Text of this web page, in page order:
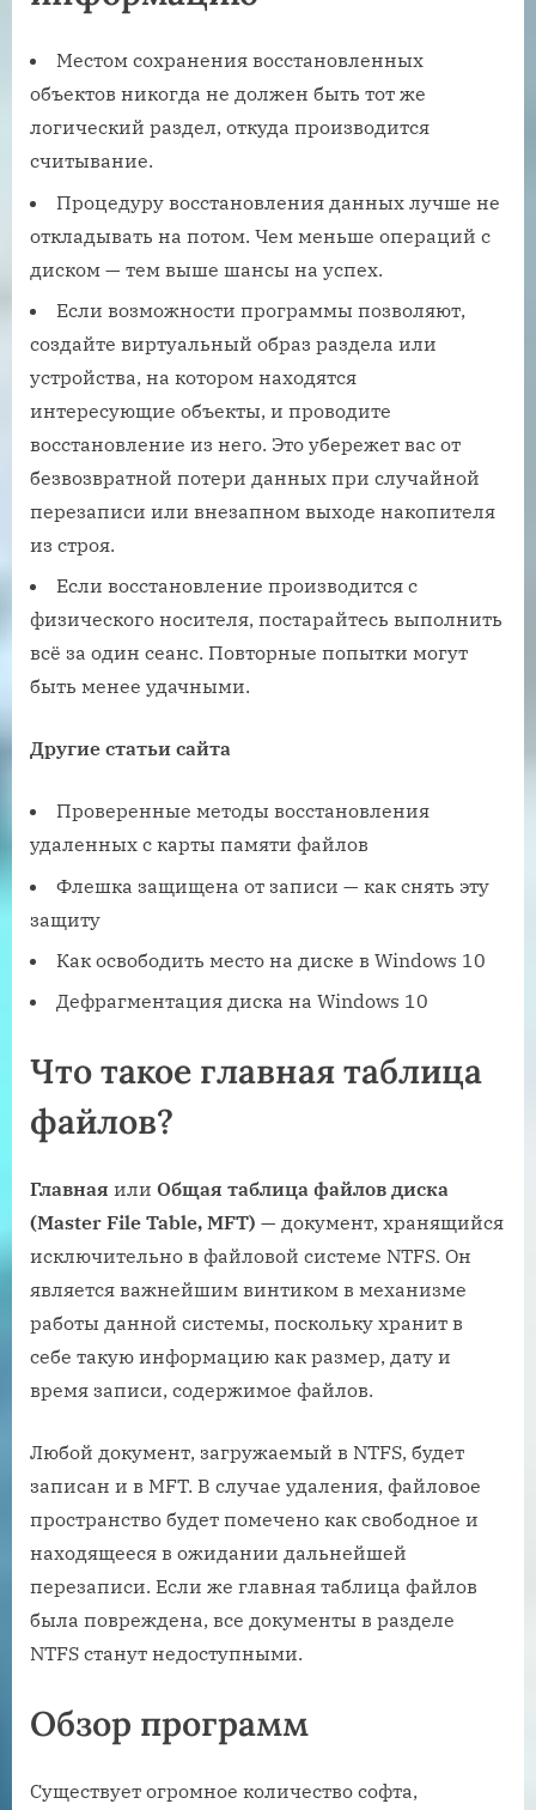
Местом сохранения восстановленных
объектов никогда не должен быть тот же
логический раздел, откуда производится
считывание.
Процедуру восстановления данных лучше не
откладывать на потом. Чем меньше операций с
диском — тем выше шансы на успех.
Если возможности программы позволяют,
создайте виртуальный образ раздела или
устройства, на котором находятся
интересующие объекты, и проводите
восстановление из него. Это убережет вас от
безвозвратной потери данных при случайной
перезаписи или внезапном выходе накопителя
из строя.
Если восстановление производится с
физического носителя, постарайтесь выполнить
всё за один сеанс. Повторные попытки могут
быть менее удачными.
Другие статьи сайта
Проверенные методы восстановления
удаленных с карты памяти файлов
Флешка защищена от записи — как снять эту
защиту
Как освободить место на диске в Windows 10
Дефрагментация диска на Windows 10
Что такое главная таблица
файлов?
Главная или Общая таблица файлов диска
(Master File Table, MFT) — документ, хранящийся
исключительно в файловой системе NTFS. Он
является важнейшим винтиком в механизме
работы данной системы, поскольку хранит в
себе такую информацию как размер, дату и
время записи, содержимое файлов.
Любой документ, загружаемый в NTFS, будет
записан и в MFT. В случае удаления, файловое
пространство будет помечено как свободное и
находящееся в ожидании дальнейшей
перезаписи. Если же главная таблица файлов
была повреждена, все документы в разделе
NTFS станут недоступными.
Обзор программ
Существует огромное количество софта,